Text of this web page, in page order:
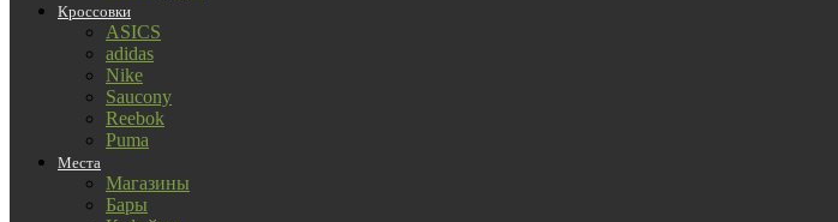
Кроссовки
ASICS
adidas
Nike
Saucony
Reebok
Puma
Места
Магазины
Бары